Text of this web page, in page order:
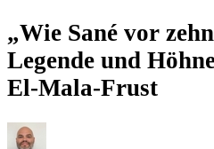
„Wie Sané vor
Legende und
El-Mala-Frust